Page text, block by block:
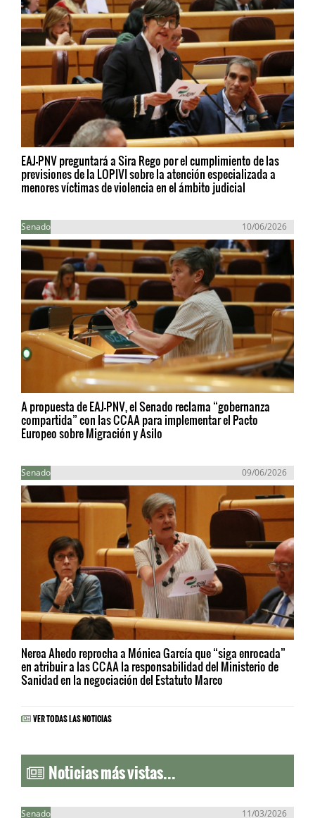
EAJ-PNV preguntará a Sira Rego por el cumplimiento de las
previsiones de la LOPIVI sobre la atención especializada a
menores víctimas de violencia en el ámbito judicial
Senado 10/06/2026
A propuesta de EAJ-PNV, el Senado reclama “gobernanza
compartida” con las CCAA para implementar el Pacto
Europeo sobre Migración y Asilo
Senado 09/06/2026
Nerea Ahedo reprocha a Mónica García que “siga enrocada”
en atribuir a las CCAA la responsabilidad del Ministerio de
Sanidad en la negociación del Estatuto Marco
VER TODAS LAS NOTICIAS
Noticias más vistas...
Senado 11/03/2026